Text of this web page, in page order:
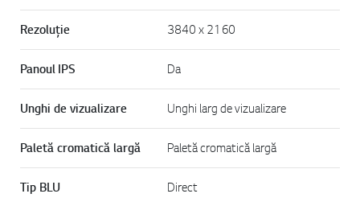
Rezoluție 3840 x 2160
Panoul IPS Da
Unghi de vizualizare Unghi larg de vizualizare
Paletă cromatică largă Paletă cromatică largă
Tip BLU Direct